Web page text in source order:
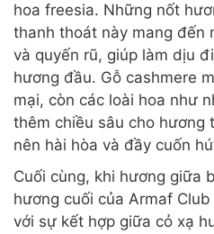
hoa freesia. Những nốt
thanh thoát này mang đến
và quyến rũ, giúp làm dịu
hương đầu. Gỗ cashmere
mại, còn các loài hoa như
thêm chiều sâu cho hương
nên hài hòa và đầy cuốn
Cuối cùng, khi hương giữa
hương cuối của Armaf
với sự kết hợp giữa cỏ xạ